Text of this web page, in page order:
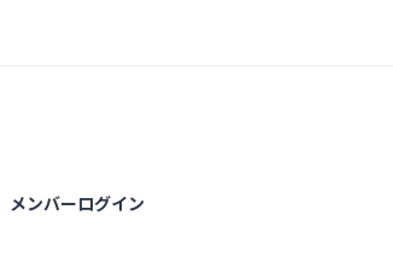
メンバーログイン